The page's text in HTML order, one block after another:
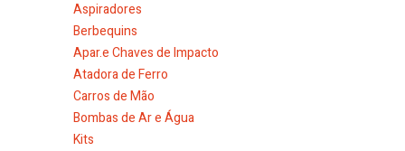
Aspiradores
Berbequins
Apar.e Chaves de Impacto
Atadora de Ferro
Carros de Mão
Bombas de Ar e Água
Kits